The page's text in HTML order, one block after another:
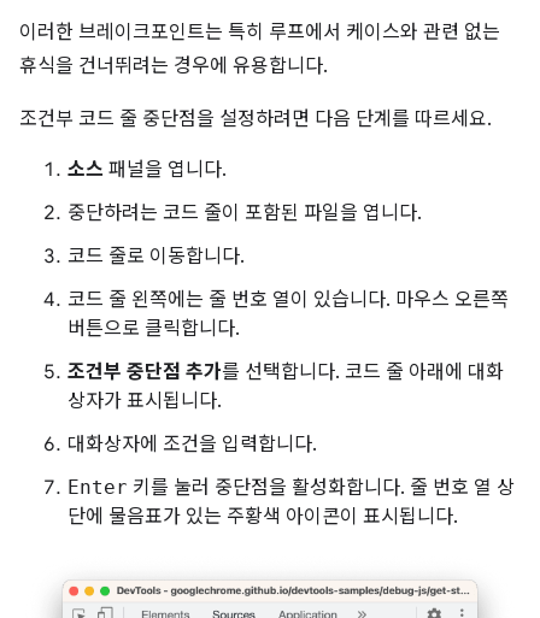
이러한 브레이크포인트는 특히 루프에서 케이스와 관련 없는
휴식을 건너뛰려는 경우에 유용합니다.
조건부 코드 줄 중단점을 설정하려면 다음 단계를 따르세요.
소스 패널을 엽니다.
중단하려는 코드 줄이 포함된 파일을 엽니다.
코드 줄로 이동합니다.
코드 줄 왼쪽에는 줄 번호 열이 있습니다. 마우스 오른쪽
버튼으로 클릭합니다.
조건부 중단점 추가를 선택합니다. 코드 줄 아래에 대화
상자가 표시됩니다.
대화상자에 조건을 입력합니다.
Enter 키를 눌러 중단점을 활성화합니다. 줄 번호 열 상
단에 물음표가 있는 주황색 아이콘이 표시됩니다.